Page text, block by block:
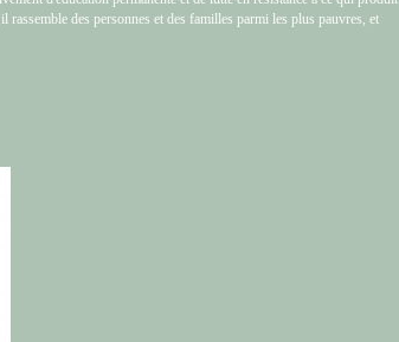
rassemble des personnes et des familles parmi les plus pauvres, et